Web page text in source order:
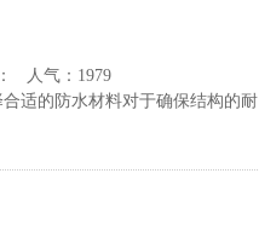
人气：1979
适的防水材料对于确保结构的耐